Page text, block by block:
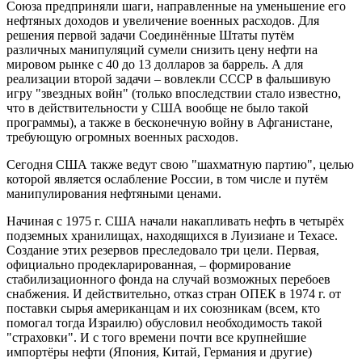
Союза предприняли шаги, направленные на уменьшение его
нефтяных доходов и увеличение военных расходов. Для
решения первой задачи Соединённые Штаты путём
различных манипуляций сумели снизить цену нефти на
мировом рынке c 40 до 13 долларов за баррель. А для
реализации второй задачи – вовлекли СССР в фальшивую
игру "звездных войн" (только впоследствии стало известно,
что в действительности у США вообще не было такой
программы), а также в бесконечную войну в Афганистане,
требующую огромных военных расходов.
Сегодня США также ведут свою "шахматную партию", целью
которой является ослабление России, в том числе и путём
манипулирования нефтяными ценами.
Начиная с 1975 г. США начали накапливать нефть в четырёх
подземных хранилищах, находящихся в Луизиане и Техасе.
Создание этих резервов преследовало три цели. Первая,
официально продекларированная, – формирование
стабилизационного фонда на случай возможных перебоев
снабжения. И действительно, отказ стран ОПЕК в 1974 г. от
поставки сырья американцам и их союзникам (всем, кто
помогал тогда Израилю) обусловил необходимость такой
"страховки". И с того времени почти все крупнейшие
импортёры нефти (Япония, Китай, Германия и другие)